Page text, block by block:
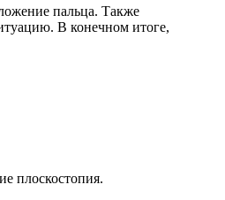
пальца. Также
В конечном итоге,
плоскостопия.